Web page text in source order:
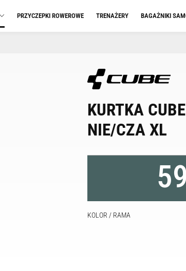
PRZYCZEPKI ROWEROWE TRENAŻERY BAGAŻNIKI
KURTKA
NIE/CZA XL
KOLOR / RAMA